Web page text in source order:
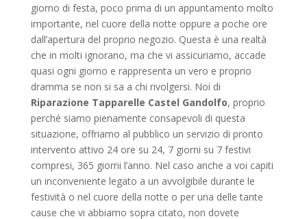
giorno di festa, poco prima di un appuntamento molto
importante, nel cuore della notte oppure a poche ore
dall’apertura del proprio negozio. Questa è una realtà
che in molti ignorano, ma che vi assicuriamo, accade
quasi ogni giorno e rappresenta un vero e proprio
dramma se non si sa a chi rivolgersi. Noi di
Riparazione Tapparelle Castel Gandolfo, proprio
perché siamo pienamente consapevoli di questa
situazione, offriamo al pubblico un servizio di pronto
intervento attivo 24 ore su 24, 7 giorni su 7 festivi
compresi, 365 giorni l’anno. Nel caso anche a voi capiti
un inconveniente legato a un avvolgibile durante le
festività o nel cuore della notte o per una delle tante
cause che vi abbiamo sopra citato, non dovete